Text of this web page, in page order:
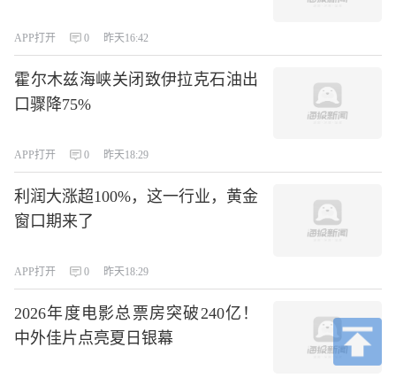
APP打开 0 昨天16:42
霍尔木兹海峡关闭致伊拉克石油出
口骤降75%
APP打开 0 昨天18:29
利润大涨超100%，这一行业，黄金
窗口期来了
APP打开 0 昨天18:29
2026年度电影总票房突破240亿！
中外佳片点亮夏日银幕